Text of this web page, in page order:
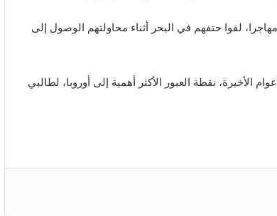
وفي منتصف يوليو الماضي أعلنت المنظمة الدولية للهجرة، أن 1146 مهاجرا، لقوا حتفهم في البحر أثناء محاولتهم الوصول إلى
الأخيرة، نقطة العبور الأكثر أهمية إلى أوروبا، لطالبي